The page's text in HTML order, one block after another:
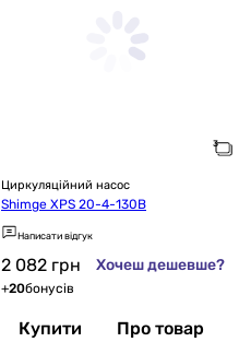
Циркуляційний насос
Shimge XPS 20-4-130B
Написати відгук
2 082 грн Хочеш дешевше?
+20бонусів
Купити Про товар